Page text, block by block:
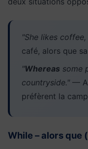
"She likes coffee,
café, alors que
"Whereas some
countryside." —
préfèrent la
While – alors que